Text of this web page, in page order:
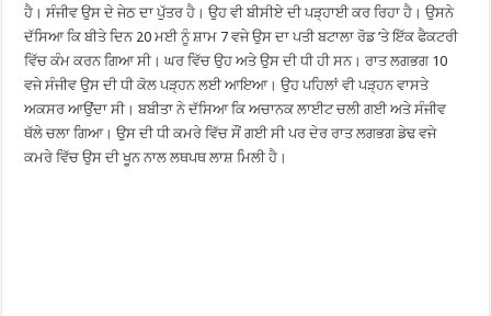
ਹੈ। ਸੰਜੀਵ ਉਸ ਦੇ ਜੇਠ ਦਾ ਪੁੱਤਰ ਹੈ। ਉਹ ਵੀ ਬੀਸੀਏ ਦੀ ਪੜ੍ਹਾਈ ਕਰ ਰਿਹਾ ਹੈ। ਉਸਨੇ
ਦੱਸਿਆ ਕਿ ਬੀਤੇ ਦਿਨ 20 ਮਈ ਨੂੰ ਸ਼ਾਮ 7 ਵਜੇ ਉਸ ਦਾ ਪਤੀ ਬਟਾਲਾ ਰੋਡ ’ਤੇ ਇੱਕ ਫੈਕਟਰੀ
ਵਿੱਚ ਕੰਮ ਕਰਨ ਗਿਆ ਸੀ। ਘਰ ਵਿੱਚ ਉਹ ਅਤੇ ਉਸ ਦੀ ਧੀ ਹੀ ਸਨ। ਰਾਤ ਲਗਭਗ 10
ਵਜੇ ਸੰਜੀਵ ਉਸ ਦੀ ਧੀ ਕੋਲ ਪੜ੍ਹਨ ਲਈ ਆਇਆ। ਉਹ ਪਹਿਲਾਂ ਵੀ ਪੜ੍ਹਨ ਵਾਸਤੇ
ਅਕਸਰ ਆਉਂਦਾ ਸੀ। ਬਬੀਤਾ ਨੇ ਦੱਸਿਆ ਕਿ ਅਚਾਨਕ ਲਾਈਟ ਚਲੀ ਗਈ ਅਤੇ ਸੰਜੀਵ
ਥੱਲੇ ਚਲਾ ਗਿਆ। ਉਸ ਦੀ ਧੀ ਕਮਰੇ ਵਿੱਚ ਸੌਂ ਗਈ ਸੀ ਪਰ ਦੇਰ ਰਾਤ ਲਗਭਗ ਡੇਢ ਵਜੇ
ਕਮਰੇ ਵਿੱਚ ਉਸ ਦੀ ਖੂਨ ਨਾਲ ਲਥਪਥ ਲਾਸ਼ ਮਿਲੀ ਹੈ।